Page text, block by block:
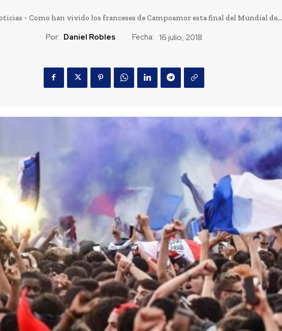
Como han vivido los franceses de Campoamor esta final del Mundial de...
Por: Daniel Robles Fecha: 16 julio, 2018